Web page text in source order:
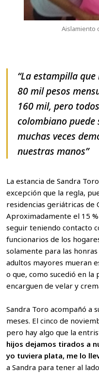
Aislamiento
“La estampilla
80 mil pesos
160 mil, pero
colombiano
muchas veces
nuestras manos”
La estancia de Sandra
excepción que la regla,
residencias geriátricas de
Aproximadamente el 15
seguir teniendo contacto
funcionarios de los
solamente para las
adultos mayores mueran
o que, como sucedió en la
encarguen de velar y
Sandra Toro acompañó a
meses. El cinco de
pero hay algo que la
hijos dejamos tirados a
yo tuviera plata, me lo
a Sandra para tener al